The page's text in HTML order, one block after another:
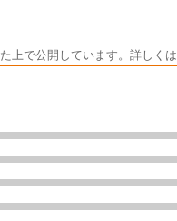
上で公開しています。詳しくは